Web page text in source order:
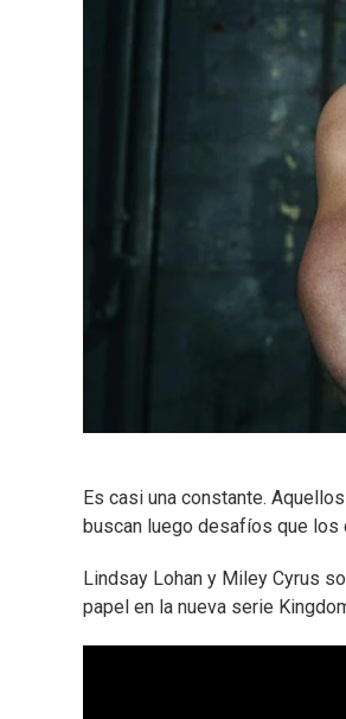
Es casi una constante.
buscan luego desafíos que los
Lindsay Lohan y Miley Cyrus
papel en la nueva serie